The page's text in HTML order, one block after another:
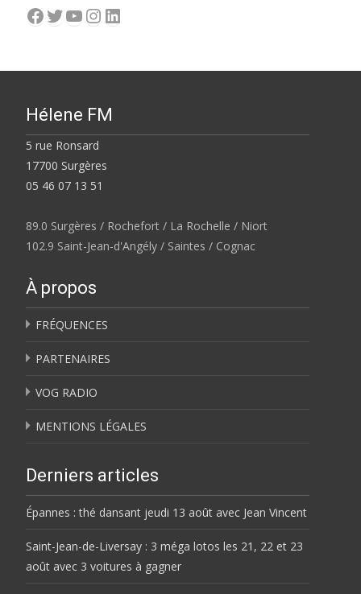
Facebook
Twitter
YouTube
Instagram
LinkedIn
Hélene FM
5 rue Ronsard
17700 Surgères
05 46 07 13 51
89.0 Surgères / Rochefort / La Rochelle / Niort
102.9 Saint-Jean-d'Angély / Saintes / Cognac
À propos
FRÉQUENCES
PARTENAIRES
VOG RADIO
MENTIONS LÉGALES
Derniers articles
Épannes : thé dansant jeudi 13 août avec Jean Vincent
Saint-Jean-de-Liversay : 3 méga lotos les 21, 22 et 23
août avec 3 voitures à gagner